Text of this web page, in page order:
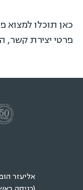
כאן תוכלו למצוא
פרטי יצירת קשר,
אליעזר הופיין 59,